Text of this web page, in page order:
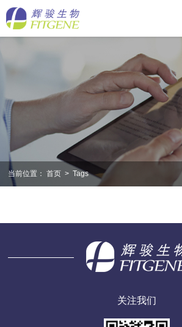
当前位置： 首页 > Tags
关注我们